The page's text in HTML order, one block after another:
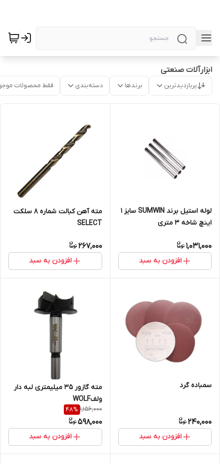
ابزارآلات صنعتی
پربازدیدترین برندها دسته‌بندی فقط محصولات
لوله استیل برند SUMWIN سایز 1
اینچ شاخه 3 متری
1,031,000
افزودن به سبد
مته آهن کبالت شماره 8 سلکت
SELECT
267,000
افزودن به سبد
سمباده گرد
240,000
افزودن به سبد
مته گازور 35 میلیمتری لبه دار
ولفWOLF
1,156,000
48%
598,000
افزودن به سبد